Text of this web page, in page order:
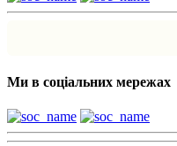
Ми в соціальних мережах